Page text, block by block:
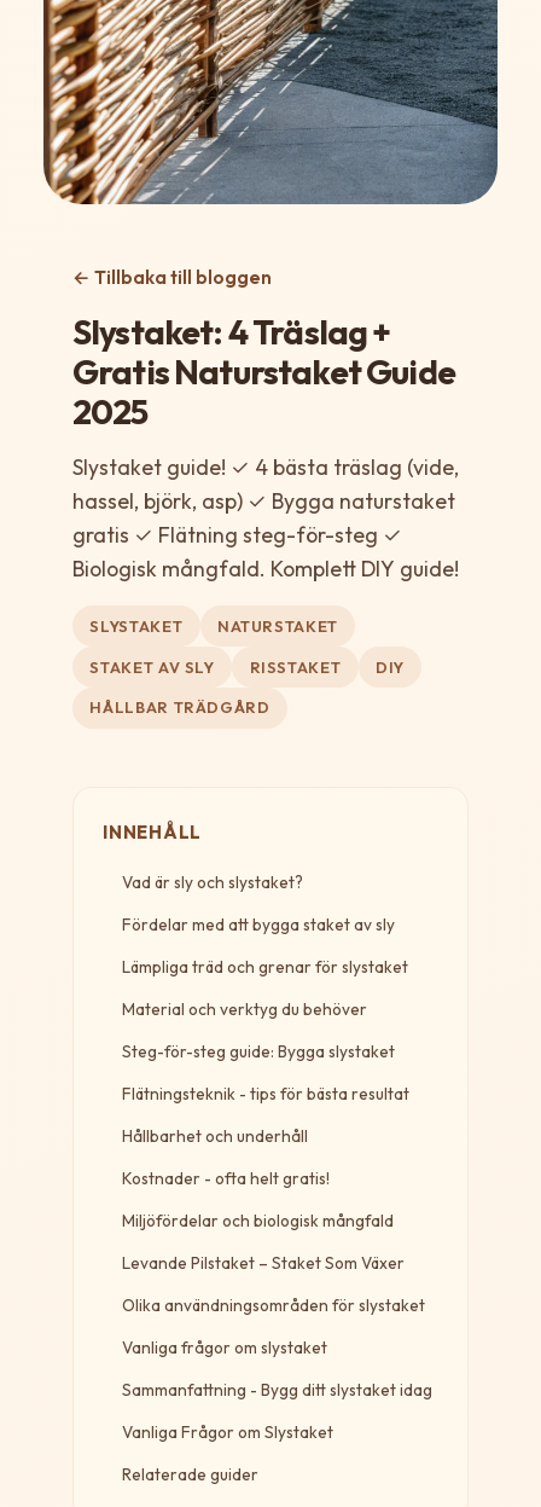
← Tillbaka till bloggen
Slystaket: 4 Träslag +
Gratis Naturstaket Guide
2025
Slystaket guide! ✓ 4 bästa träslag (vide,
hassel, björk, asp) ✓ Bygga naturstaket
gratis ✓ Flätning steg-för-steg ✓
Biologisk mångfald. Komplett DIY guide!
SLYSTAKET NATURSTAKET
STAKET AV SLY RISSTAKET DIY
HÅLLBAR TRÄDGÅRD
INNEHÅLL
Vad är sly och slystaket?
Fördelar med att bygga staket av sly
Lämpliga träd och grenar för slystaket
Material och verktyg du behöver
Steg-för-steg guide: Bygga slystaket
Flätningsteknik - tips för bästa resultat
Hållbarhet och underhåll
Kostnader - ofta helt gratis!
Miljöfördelar och biologisk mångfald
Levande Pilstaket – Staket Som Växer
Olika användningsområden för slystaket
Vanliga frågor om slystaket
Sammanfattning - Bygg ditt slystaket idag
Vanliga Frågor om Slystaket
Relaterade guider